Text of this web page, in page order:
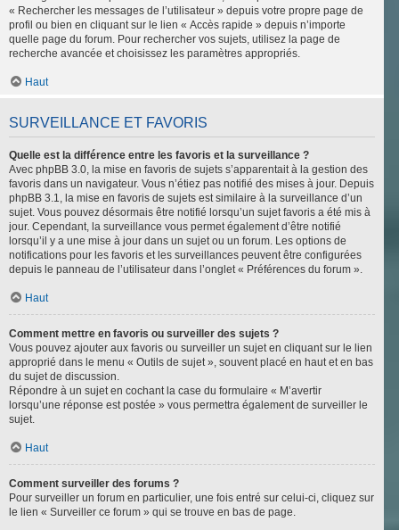
« Rechercher les messages de l’utilisateur » depuis votre propre page de
profil ou bien en cliquant sur le lien « Accès rapide » depuis n’importe
quelle page du forum. Pour rechercher vos sujets, utilisez la page de
recherche avancée et choisissez les paramètres appropriés.
Haut
SURVEILLANCE ET FAVORIS
Quelle est la différence entre les favoris et la surveillance ?
Avec phpBB 3.0, la mise en favoris de sujets s’apparentait à la gestion des
favoris dans un navigateur. Vous n’étiez pas notifié des mises à jour. Depuis
phpBB 3.1, la mise en favoris de sujets est similaire à la surveillance d’un
sujet. Vous pouvez désormais être notifié lorsqu’un sujet favoris a été mis à
jour. Cependant, la surveillance vous permet également d’être notifié
lorsqu’il y a une mise à jour dans un sujet ou un forum. Les options de
notifications pour les favoris et les surveillances peuvent être configurées
depuis le panneau de l’utilisateur dans l’onglet « Préférences du forum ».
Haut
Comment mettre en favoris ou surveiller des sujets ?
Vous pouvez ajouter aux favoris ou surveiller un sujet en cliquant sur le lien
approprié dans le menu « Outils de sujet », souvent placé en haut et en bas
du sujet de discussion.
Répondre à un sujet en cochant la case du formulaire « M’avertir
lorsqu’une réponse est postée » vous permettra également de surveiller le
sujet.
Haut
Comment surveiller des forums ?
Pour surveiller un forum en particulier, une fois entré sur celui-ci, cliquez sur
le lien « Surveiller ce forum » qui se trouve en bas de page.